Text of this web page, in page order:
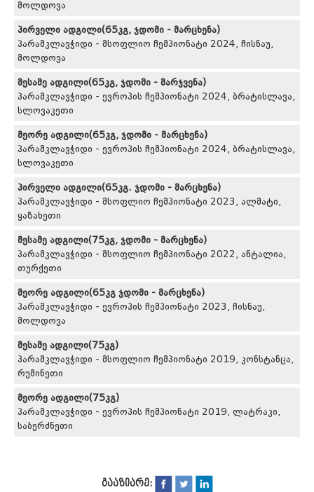
მოლდოვა
პირველი ადგილი(65კგ, ჯდომი - მარცხენა)
პარამკლავჭიდი - მსოფლიო ჩემპიონატი 2024, ჩისნაუ,
მოლდოვა
მესამე ადგილი(65კგ, ჯდომი - მარჯვენა)
პარამკლავჭიდი - ევროპის ჩემპიონატი 2024, ბრატისლავა,
სლოვაკეთი
მეორე ადგილი(65კგ, ჯდომი - მარცხენა)
პარამკლავჭიდი - ევროპის ჩემპიონატი 2024, ბრატისლავა,
სლოვაკეთი
პირველი ადგილი(65კგ. ჯდომი - მარცხენა)
პარამკლავჭიდი - მსოფლიო ჩემპიონატი 2023, ალმატი,
ყაზახეთი
მესამე ადგილი(75კგ, ჯდომი - მარცხენა)
პარამკლავჭიდი - მსოფლიო ჩემპიონატი 2022, ანტალია,
თურქეთი
მეორე ადგილი(65კგ ჯდომი - მარცხენა)
პარამკლავჭიდი - ევროპის ჩემპიონატი 2023, ჩისნაუ,
მოლდოვა
მესამე ადგილი(75კგ)
პარამკლავჭიდი - მსოფლიო ჩემპიონატი 2019, კონსტანცა,
რუმინეთი
მეორე ადგილი(75კგ)
პარამკლავჭიდი - ევროპის ჩემპიონატი 2019, ლატრაკი,
საბერძნეთი
გააზიარე: